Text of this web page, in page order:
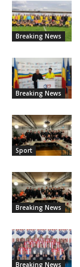
Breaking News
Breaking News
Sport
Breaking News
Breaking News